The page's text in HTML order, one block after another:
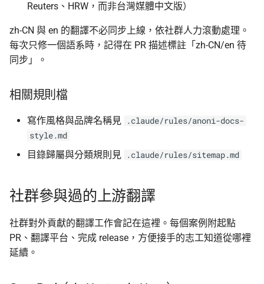
Reuters、HRW，而非台灣媒體中文版）
zh-CN 與 en 的翻譯不必同步上線，依社群人力滾動處理。
每次只修一個語系時，記得在 PR 描述標註「zh-CN/en 待
同步」。
相關規則檔
寫作風格與品牌名稱見
.claude/rules/anoni-docs-
style.md
目錄歸屬與分類規則見 .claude/rules/sitemap.md
社群參與過的上游翻譯
社群對外貢獻的翻譯工作會記在這裡。每個案例附起點
PR、翻譯平台、完成 release，方便接手的志工知道從哪裡
延續。